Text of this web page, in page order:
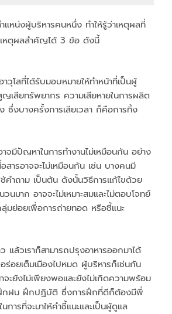
หน่งผู้บริหารคนหนึ่ง ทำให้รู้ว่าเหตุผลที่
หตุผลสำคัญได้ 3 ข้อ ดังนี้
โสที่ได้รับมอบหมายให้ทำหน้าที่เป็นผู้
เสียทรัพยากร ความเสียหายในการผลิต
ซึ่งบางครั้งการเสียเวลา ก็คือการทิ้ง
มีปัญหาในการทำงานไม่เหมือนกัน อย่าง
ารอาจจะไม่เหมือนกัน เช่น บางคนมี
ำถาม เป็นต้น ดังนั้นวิธีการแก้ไขด้วย
มาก อาจจะไม่เหมาะสมและไม่ตอบโจทย์
ย่อยเพื่อการถ่ายทอด หรือชี้แนะ
แล้วเราก็สามารถปรุงอาหารออกมาได้
อยเต็มเมืองไปหมด ผู้บริหารก็เช่นกัน
จะยังไม่เพียงพอและยังไม่เกิดความพร้อม
ฝึกฝน ฝึกปฏิบัติ ซึ่งการฝึกที่ดีก็ต้องมีพี่
การที่จะมาให้คำชี้แนะและเป็นผู้ดูแล